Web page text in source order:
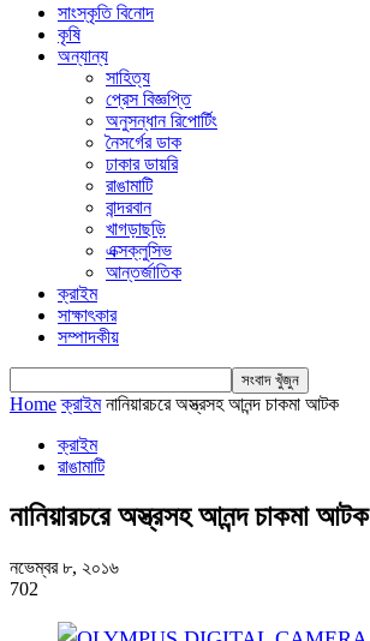
সাংস্কৃতি বিনোদ
কৃষি
অন্যান্য
সাহিত্য
প্রেস বিজ্ঞপ্তি
অনুসন্ধান রিপোর্টিং
নৈসর্গের ডাক
ঢাকার ডায়রি
রাঙামাটি
বান্দরবান
খাগড়াছড়ি
এক্সক্লুসিভ
আন্তর্জাতিক
ক্রাইম
সাক্ষাৎকার
সম্পাদকীয়
Home ক্রাইম নানিয়ারচরে অস্ত্রসহ আনন্দ চাকমা আটক
ক্রাইম
রাঙামাটি
নানিয়ারচরে অস্ত্রসহ আনন্দ চাকমা আটক
নভেম্বর ৮, ২০১৬
702